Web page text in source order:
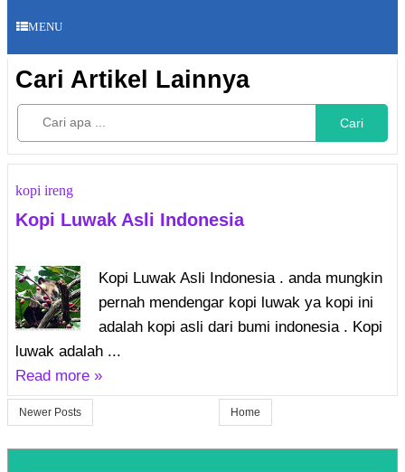
MENU
Cari Artikel Lainnya
Cari
kopi ireng
Kopi Luwak Asli Indonesia
Kopi Luwak Asli Indonesia . anda mungkin
pernah mendengar kopi luwak ya kopi ini
adalah kopi asli dari bumi indonesia . Kopi
luwak adalah ...
Read more »
Newer Posts Home